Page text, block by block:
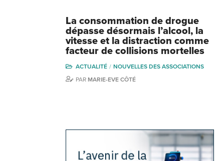
La consommation de drogue
dépasse désormais l’alcool, la
vitesse et la distraction comme
facteur de collisions mortelles
ACTUALITÉ
NOUVELLES DES ASSOCIATIONS
PAR MARIE-EVE CÔTÉ